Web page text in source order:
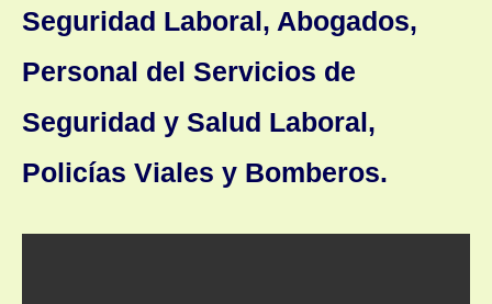
Seguridad Laboral, Abogados,
Personal del Servicios de
Seguridad y Salud Laboral,
Policías Viales y Bomberos.